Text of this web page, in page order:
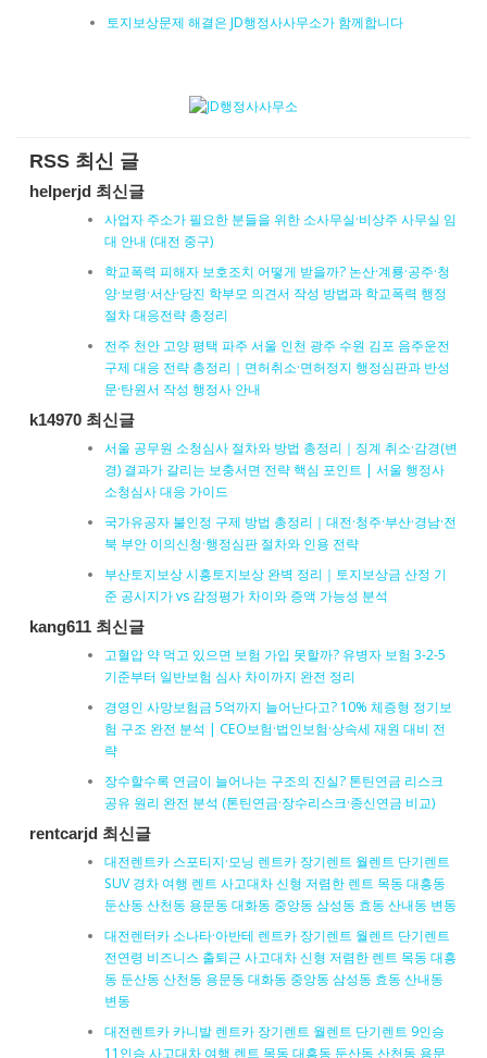
토지보상문제 해결은 JD행정사사무소가 함께합니다
RSS 최신 글
helperjd 최신글
사업자 주소가 필요한 분들을 위한 소사무실·비상주 사무실 임
대 안내 (대전 중구)
학교폭력 피해자 보호조치 어떻게 받을까? 논산·계룡·공주·청
양·보령·서산·당진 학부모 의견서 작성 방법과 학교폭력 행정
절차 대응전략 총정리
전주 천안 고양 평택 파주 서울 인천 광주 수원 김포 음주운전
구제 대응 전략 총정리｜면허취소·면허정지 행정심판과 반성
문·탄원서 작성 행정사 안내
k14970 최신글
서울 공무원 소청심사 절차와 방법 총정리｜징계 취소·감경(변
경) 결과가 갈리는 보충서면 전략 핵심 포인트 | 서울 행정사
소청심사 대응 가이드
국가유공자 불인정 구제 방법 총정리｜대전·청주·부산·경남·전
북 부안 이의신청·행정심판 절차와 인용 전략
부산토지보상 시흥토지보상 완벽 정리｜토지보상금 산정 기
준 공시지가 vs 감정평가 차이와 증액 가능성 분석
kang611 최신글
고혈압 약 먹고 있으면 보험 가입 못할까? 유병자 보험 3-2-5
기준부터 일반보험 심사 차이까지 완전 정리
경영인 사망보험금 5억까지 늘어난다고? 10% 체증형 정기보
험 구조 완전 분석 | CEO보험·법인보험·상속세 재원 대비 전
략
장수할수록 연금이 늘어나는 구조의 진실? 톤틴연금 리스크
공유 원리 완전 분석 (톤틴연금·장수리스크·종신연금 비교)
rentcarjd 최신글
대전렌트카 스포티지·모닝 렌트카 장기렌트 월렌트 단기렌트
SUV 경차 여행 렌트 사고대차 신형 저렴한 렌트 목동 대흥동
둔산동 산천동 용문동 대화동 중앙동 삼성동 효동 산내동 변동
대전렌터카 소나타·아반테 렌트카 장기렌트 월렌트 단기렌트
전연령 비즈니스 출퇴근 사고대차 신형 저렴한 렌트 목동 대흥
동 둔산동 산천동 용문동 대화동 중앙동 삼성동 효동 산내동
변동
대전렌트카 카니발 렌트카 장기렌트 월렌트 단기렌트 9인승
11인승 사고대차 여행 렌트 목동 대흥동 둔산동 산천동 용문